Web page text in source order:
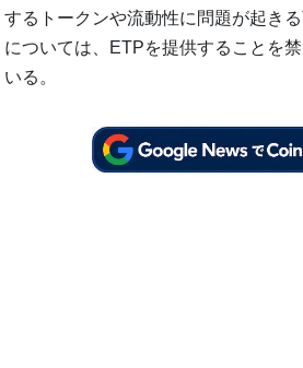
するトークンや流動性に問題が起き
については、ETPを提供することを
いる。